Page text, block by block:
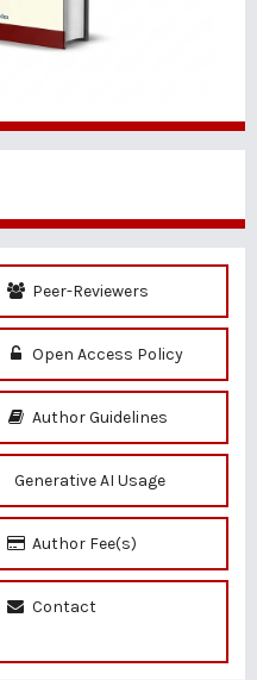
Peer-Reviewers
Open Access Policy
Author Guidelines
Generative AI Usage
Author Fee(s)
Contact